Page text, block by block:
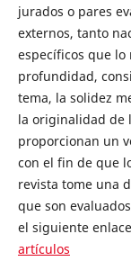
jurados o pares
externos, tanto
específicos que
profundidad,
tema, la solidez
la originalidad de
proporcionan un
con el fin de que
revista tome una
que son
el siguiente
artículos